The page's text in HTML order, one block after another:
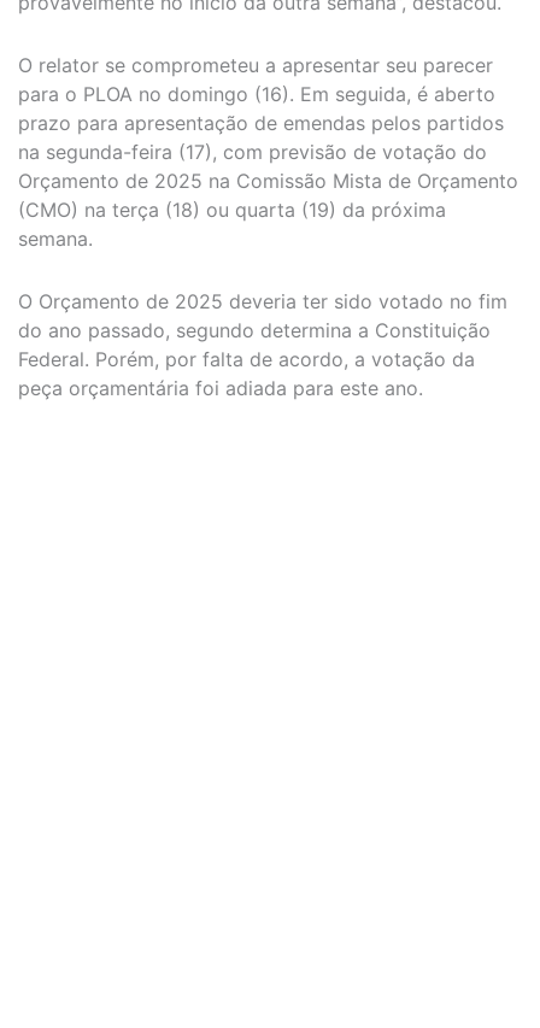
O relator se comprometeu a apresentar seu parecer
para o PLOA no domingo (16). Em seguida, é aberto
prazo para apresentação de emendas pelos partidos
na segunda-feira (17), com previsão de votação do
Orçamento de 2025 na Comissão Mista de Orçamento
(CMO) na terça (18) ou quarta (19) da próxima
semana.
O Orçamento de 2025 deveria ter sido votado no fim
do ano passado, segundo determina a Constituição
Federal. Porém, por falta de acordo, a votação da
peça orçamentária foi adiada para este ano.